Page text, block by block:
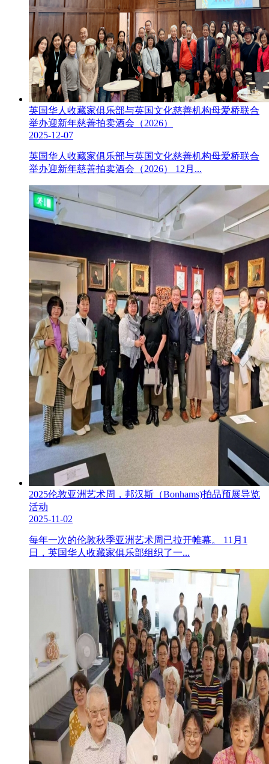
英国华人收藏家俱乐部与英国文化慈善机构母爱桥联合
举办迎新年慈善拍卖酒会（2026）
2025-12-07
英国华人收藏家俱乐部与英国文化慈善机构母爱桥联合
举办迎新年慈善拍卖酒会（2026） 12月...
2025伦敦亚洲艺术周，邦汉斯（Bonhams)拍品预展导览
活动
2025-11-02
每年一次的伦敦秋季亚洲艺术周已拉开帷幕。 11月1
日，英国华人收藏家俱乐部组织了一...